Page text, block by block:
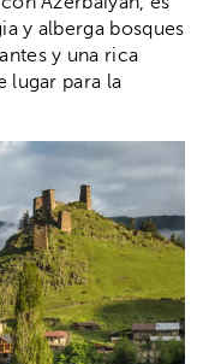
y alberga bosques
y una rica
lugar para la